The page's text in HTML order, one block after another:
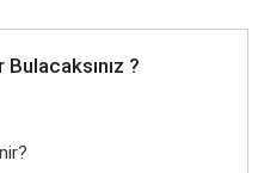
Bulacaksınız ?